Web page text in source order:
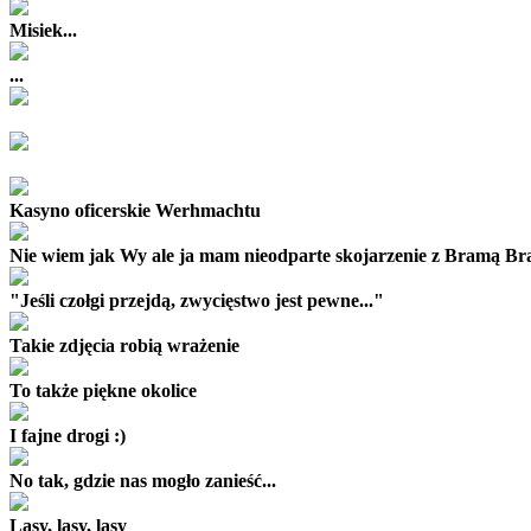
Misiek...
...
Kasyno oficerskie Werhmachtu
Nie wiem jak Wy ale ja mam nieodparte skojarzenie z Bramą
"Jeśli czołgi przejdą, zwycięstwo jest pewne..."
Takie zdjęcia robią wrażenie
To także piękne okolice
I fajne drogi :)
No tak, gdzie nas mogło zanieść...
Lasy, lasy, lasy